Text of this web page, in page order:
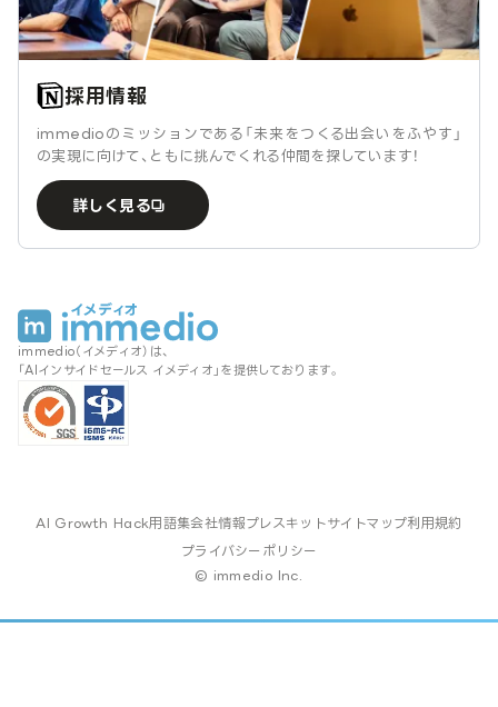
採用情報
immedioのミッションである「未来をつくる出会いをふやす」
の実現に向けて、ともに挑んでくれる仲間を探しています！
詳しく見る
immedio（イメディオ）は、
「AIインサイドセールス イメディオ」を提供しております。
AI Growth Hack用語集会社情報プレスキットサイトマップ利用規約
プライバシーポリシー
© immedio Inc.